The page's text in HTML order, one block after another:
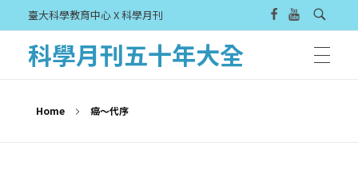
臺大科學教育中心 X 科學月刊
科學月刊五十年大全
Home 癌～代序